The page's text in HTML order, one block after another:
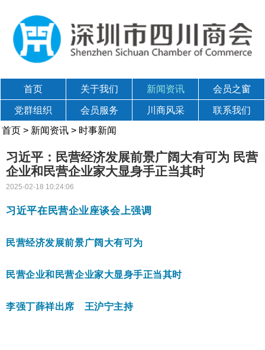
首页 关于我们 新闻资讯 会员之窗
党群组织 会员服务 川商风采
联系我们
首页 > 新闻资讯 > 时事新闻
习近平：民营经济发展前景广阔大有可为 民营
企业和民营企业家大显身手正当其时
2025-02-18 10:24:06
习近平在民营企业座谈会上强调
民营经济发展前景广阔大有可为
民营企业和民营企业家大显身手正当其时
李强丁薛祥出席 王沪宁主持